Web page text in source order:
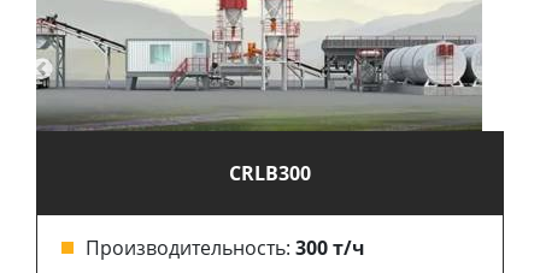
CRLB300
Производительность: 300 т/ч